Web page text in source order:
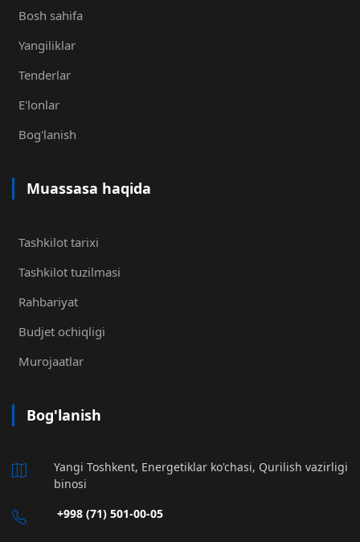
Bosh sahifa
Yangiliklar
Tenderlar
E'lonlar
Bog'lanish
Muassasa haqida
Tashkilot tarixi
Tashkilot tuzilmasi
Rahbariyat
Budjet ochiqligi
Murojaatlar
Bog'lanish
Yangi Toshkent, Energetiklar ko'chasi, Qurilish vazirligi
binosi
+998 (71) 501-00-05